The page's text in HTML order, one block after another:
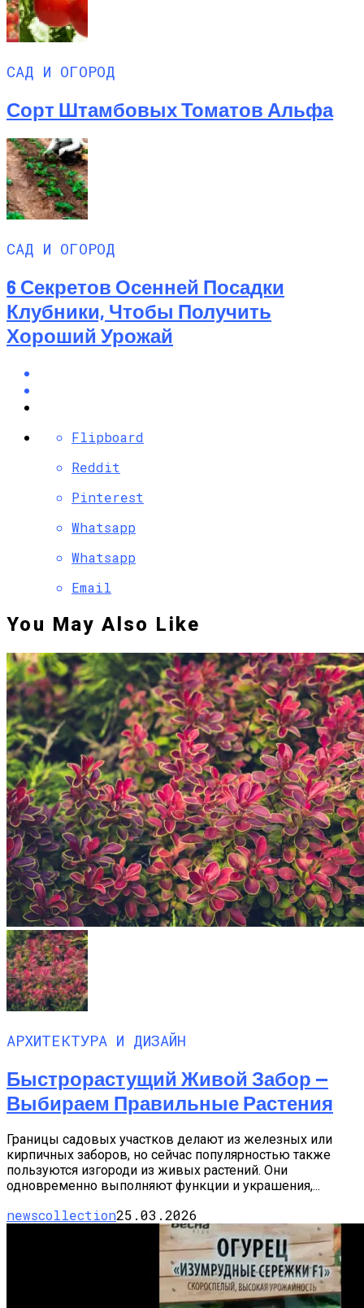
САД И ОГОРОД
Сорт Штамбовых Томатов Альфа
САД И ОГОРОД
6 Секретов Осенней Посадки
Клубники, Чтобы Получить
Хороший Урожай
Flipboard
Reddit
Pinterest
Whatsapp
Whatsapp
Email
You May Also Like
АРХИТЕКТУРА И ДИЗАЙН
Быстрорастущий Живой Забор —
Выбираем Правильные Растения
Границы садовых участков делают из железных или
кирпичных заборов, но сейчас популярностью также
пользуются изгороди из живых растений. Они
одновременно выполняют функции и украшения,...
newscollection25.03.2026